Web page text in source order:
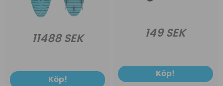
11488 SEK
Köp!
149 SEK
Köp!